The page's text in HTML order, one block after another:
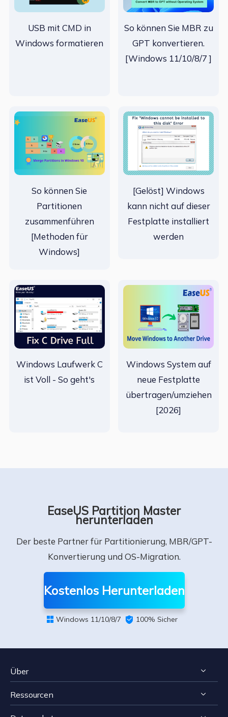
USB mit CMD in
Windows formatieren
So können Sie MBR zu
GPT konvertieren.
[Windows 11/10/8/7 ]
So können Sie
Partitionen
zusammenführen
[Methoden für
Windows]
[Gelöst] Windows
kann nicht auf dieser
Festplatte installiert
werden
Windows Laufwerk C
ist Voll - So geht's
Windows System auf
neue Festplatte
übertragen/umziehen
[2026]
EaseUS Partition Master
herunterladen
Der beste Partner für Partitionierung, MBR/GPT-
Konvertierung und OS-Migration.
Kostenlos Herunterladen
 Windows 11/10/8/7  100% Sicher
Über
Impressum
Ressourcen